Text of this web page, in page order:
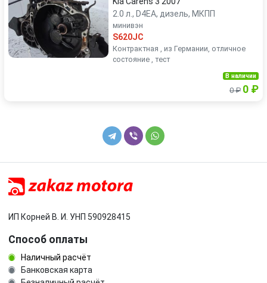
2.0 л., D4EA, дизель, МКПП
минивэн
S620JC
Контрактная , из Германии, отличное
состояние , тест
В наличии
0 ₽ 0 ₽
ИП Корней В. И. УНП 590928415
Способ оплаты
Наличный расчёт
Банковская карта